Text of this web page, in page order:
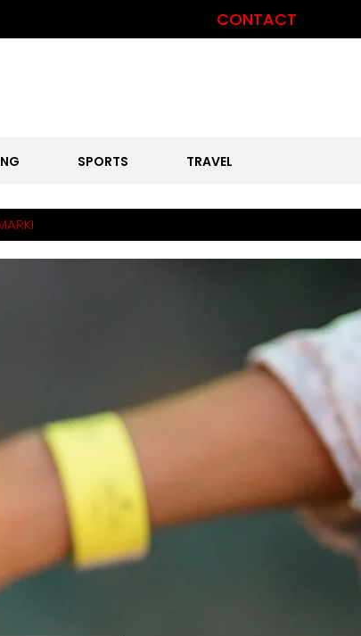
CONTACT
SPORTS TRAVEL